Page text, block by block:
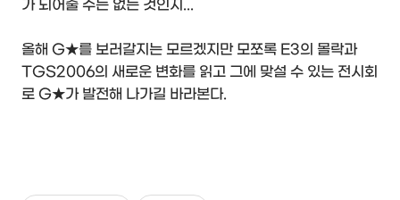
가 되어줄 수는 없는 것인지...
올해 G★를 보러갈지는 모르겠지만 모쪼록 E3의 몰락과
TGS2006의 새로운 변화를 읽고 그에 맞설 수 있는 전시회
로 G★가 발전해 나가길 바라본다.